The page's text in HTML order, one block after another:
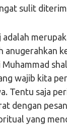
sulit
anugerahkan
wajib kita
Tentu saja
dengan
yang